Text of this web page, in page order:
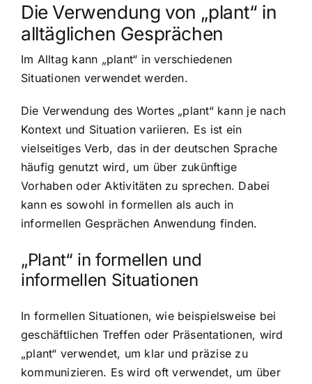
Die Verwendung von „plant“ in
alltäglichen Gesprächen
Im Alltag kann „plant“ in verschiedenen
Situationen verwendet werden.
Die Verwendung des Wortes „plant“ kann je nach
Kontext und Situation variieren. Es ist ein
vielseitiges Verb, das in der deutschen Sprache
häufig genutzt wird, um über zukünftige
Vorhaben oder Aktivitäten zu sprechen. Dabei
kann es sowohl in formellen als auch in
informellen Gesprächen Anwendung finden.
„Plant“ in formellen und
informellen Situationen
In formellen Situationen, wie beispielsweise bei
geschäftlichen Treffen oder Präsentationen, wird
„plant“ verwendet, um klar und präzise zu
kommunizieren. Es wird oft verwendet, um über